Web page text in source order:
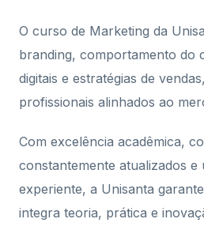
O curso de Marketing da
branding, comportamento do
digitais e estratégias de
profissionais alinhados ao
Com excelência acadêmica,
constantemente atualizados
experiente, a Unisanta
integra teoria, prática e